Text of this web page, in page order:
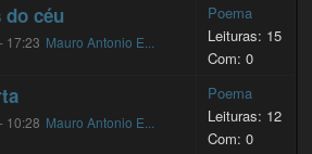
do céu
17:23 Mauro Antonio E...
Poema
Leituras: 15
Com: 0
10:28 Mauro Antonio E...
Poema
Leituras: 12
Com: 0